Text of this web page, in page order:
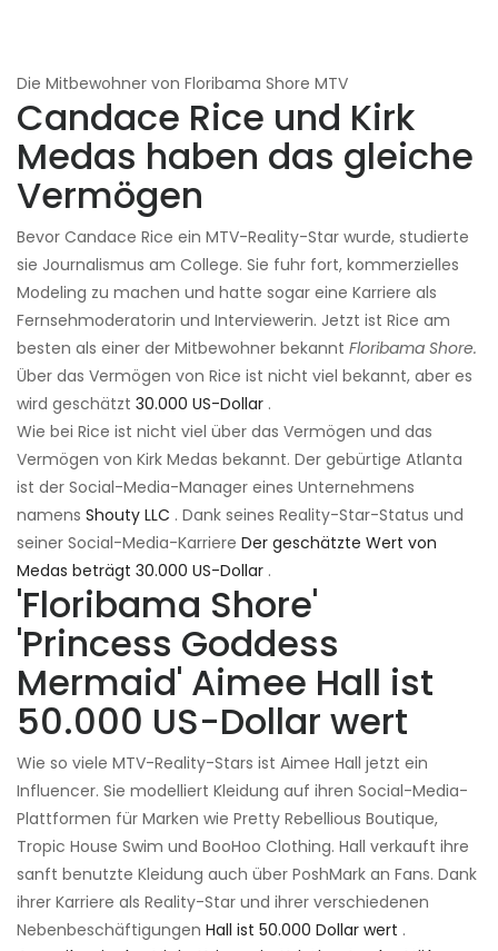
Die Mitbewohner von Floribama Shore MTV
Candace Rice und Kirk
Medas haben das gleiche
Vermögen
Bevor Candace Rice ein MTV-Reality-Star wurde, studierte
sie Journalismus am College. Sie fuhr fort, kommerzielles
Modeling zu machen und hatte sogar eine Karriere als
Fernsehmoderatorin und Interviewerin. Jetzt ist Rice am
besten als einer der Mitbewohner bekannt Floribama Shore.
Über das Vermögen von Rice ist nicht viel bekannt, aber es
wird geschätzt 30.000 US-Dollar .
Wie bei Rice ist nicht viel über das Vermögen und das
Vermögen von Kirk Medas bekannt. Der gebürtige Atlanta
ist der Social-Media-Manager eines Unternehmens
namens Shouty LLC . Dank seines Reality-Star-Status und
seiner Social-Media-Karriere Der geschätzte Wert von
Medas beträgt 30.000 US-Dollar .
'Floribama Shore'
'Princess Goddess
Mermaid' Aimee Hall ist
50.000 US-Dollar wert
Wie so viele MTV-Reality-Stars ist Aimee Hall jetzt ein
Influencer. Sie modelliert Kleidung auf ihren Social-Media-
Plattformen für Marken wie Pretty Rebellious Boutique,
Tropic House Swim und BooHoo Clothing. Hall verkauft ihre
sanft benutzte Kleidung auch über PoshMark an Fans. Dank
ihrer Karriere als Reality-Star und ihrer verschiedenen
Nebenbeschäftigungen Hall ist 50.000 Dollar wert .